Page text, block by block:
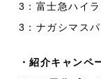
3：富士急ハイ
3：ナガシマス
・紹介キャンペ